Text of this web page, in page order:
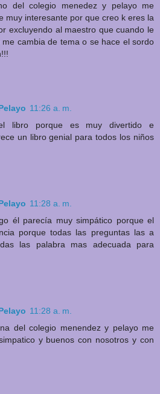
del colegio menedez y pelayo me
muy interesante por que creo k eres la
excluyendo al maestro que cuando le
cambia de tema o se hace el sordo
11:26 a. m.
libro porque es muy divertido e
un libro genial para todos los niños
11:28 a. m.
él parecía muy simpático porque el
porque todas las preguntas las a
las palabra mas adecuada para
11:28 a. m.
del colegio menendez y pelayo me
y buenos con nosotros y con